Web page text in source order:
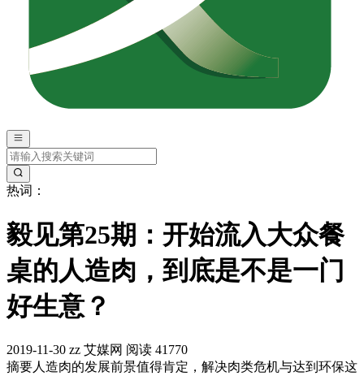
热词：
毅见第25期：开始流入大众餐
桌的人造肉，到底是不是一门
好生意？
2019-11-30 zz 艾媒网 阅读 41770
摘要人造肉的发展前景值得肯定，解决肉类危机与达到环保这